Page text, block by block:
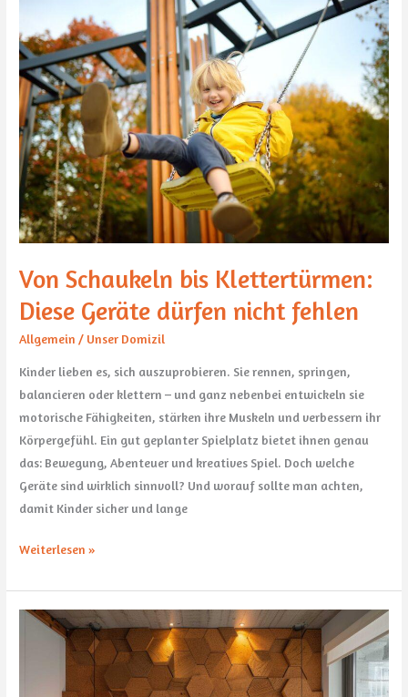
Von Schaukeln bis Klettertürmen:
Diese Geräte dürfen nicht fehlen
Allgemein / Unser Domizil
Kinder lieben es, sich auszuprobieren. Sie rennen, springen,
balancieren oder klettern – und ganz nebenbei entwickeln sie
motorische Fähigkeiten, stärken ihre Muskeln und verbessern ihr
Körpergefühl. Ein gut geplanter Spielplatz bietet ihnen genau
das: Bewegung, Abenteuer und kreatives Spiel. Doch welche
Geräte sind wirklich sinnvoll? Und worauf sollte man achten,
damit Kinder sicher und lange
Schaukeln
bis
Klettertürmen:
Diese
Geräte
dürfen
nicht
fehlen
Weiterlesen »
Eine
nachhaltige
ästhetische